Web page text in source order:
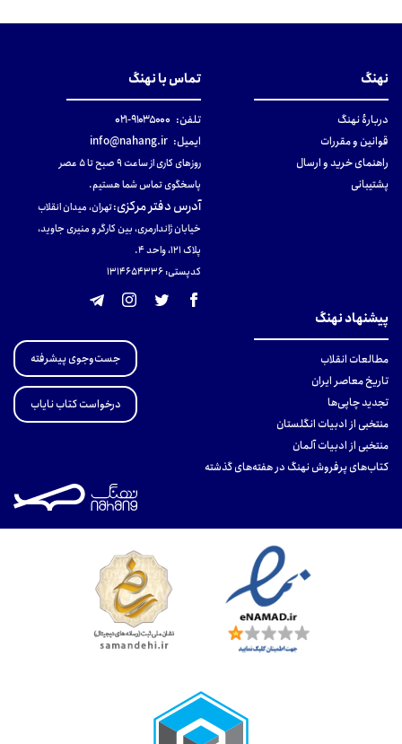
نهنگ
دربارهٔ نهنگ
قوانین و مقررات
راهنمای خرید و ارسال
پشتیبانی
تماس با نهنگ
تلفن: ۹۱۰۳۵۰۰۰-۰۲۱
ایمیل: info@nahang.ir
روزهای کاری از ساعت ۹ صبح تا ۵ عصر
پاسخگوی تماس شما هستیم.
آدرس دفتر مرکزی:تهران، میدان انقلاب
خیابان ژاندارمری، بین کارگر و منیری جاوید،
پلاک 121، واحد ۴.
کدپستی: 131465433۶
پیشنهاد نهنگ
مطالعات انقلاب
تاریخ معاصر ایران
تجدید چاپی‌ها
منتخبی از ادبیات انگلستان
منتخبی از ادبیات آلمان
کتاب‌های پرفروش نهنگ در هفته‌های گذشته
جست‌وجوی پیشرفته
درخواست کتاب نایاب